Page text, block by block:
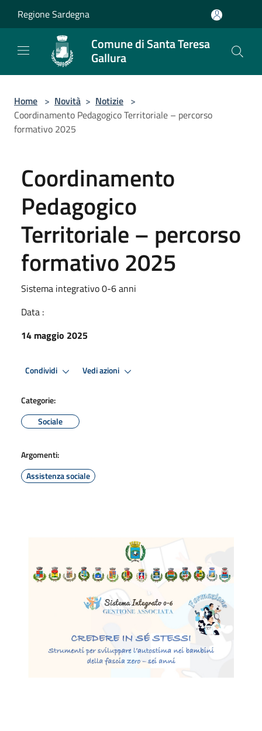
Regione Sardegna
Comune di Santa Teresa
Gallura
Home > Novità > Notizie >
Coordinamento Pedagogico Territoriale – percorso
formativo 2025
Coordinamento
Pedagogico
Territoriale – percorso
formativo 2025
Sistema integrativo 0-6 anni
Data :
14 maggio 2025
Condividi Vedi azioni
Categorie:
Sociale
Argomenti:
Assistenza sociale